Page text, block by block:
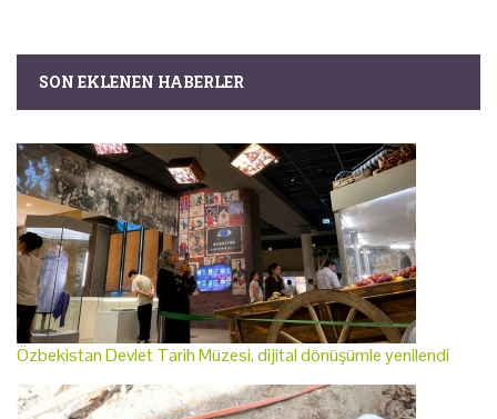
SON EKLENEN HABERLER
Özbekistan Devlet Tarih Müzesi, dijital dönüşümle yenilendi